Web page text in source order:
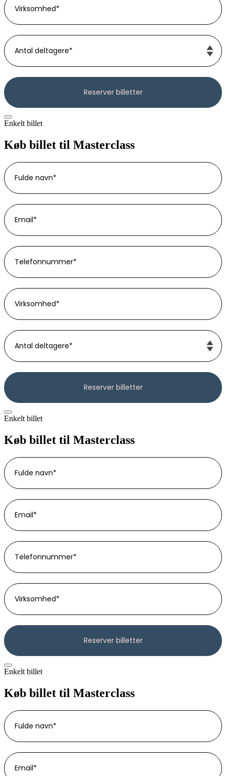
Enkelt billet
Køb billet til Masterclass
Enkelt billet
Køb billet til Masterclass
Enkelt billet
Køb billet til Masterclass